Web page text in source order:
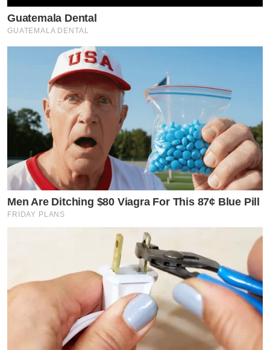
Guatemala Dental
GUATEMALA DENTAL
Men Are Ditching $80 Viagra For This 87¢ Blue Pill
FRIDAY PLANS